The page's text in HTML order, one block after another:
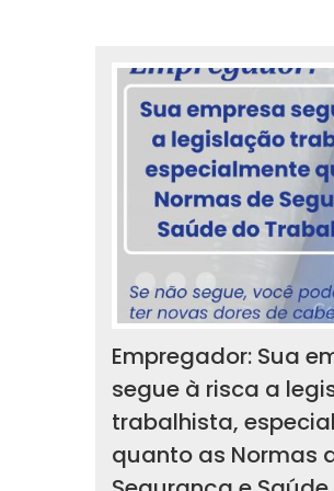
Empregador: Sua
segue à risca a
trabalhista,
quanto as Normas